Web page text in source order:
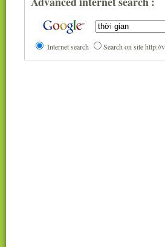
Internet search Search on site http://